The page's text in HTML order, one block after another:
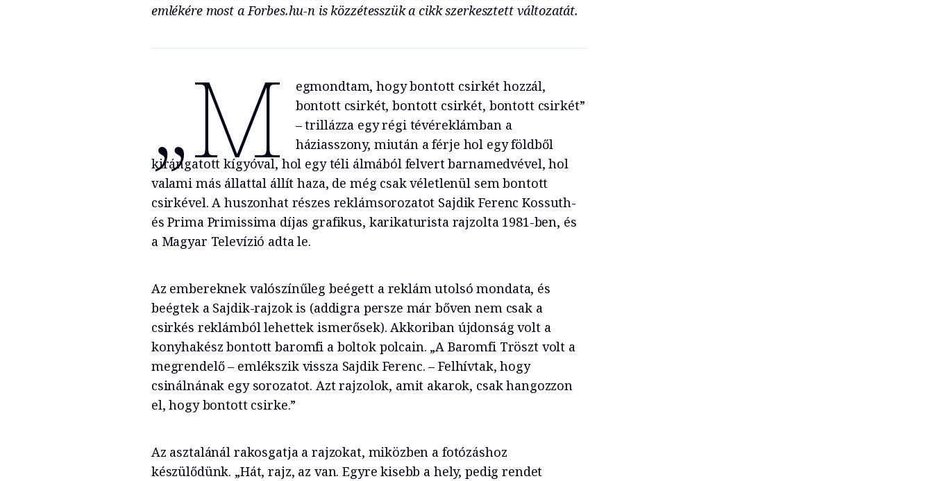
emlékére most a Forbes.hu-n is közzétesszük a cikk szerkesztett változatát.
„M
egmondtam, hogy bontott csirkét hozzál,
bontott csirkét, bontott csirkét, bontott csirkét”
– trillázza egy régi tévéreklámban a
háziasszony, miután a férje hol egy földből
kirángatott kígyóval, hol egy téli álmából felvert barnamedvével, hol
valami más állattal állít haza, de még csak véletlenül sem bontott
csirkével. A huszonhat részes reklámsorozatot Sajdik Ferenc Kossuth-
és Prima Primissima díjas grafikus, karikaturista rajzolta 1981-ben, és
a Magyar Televízió adta le.
Az embereknek valószínűleg beégett a reklám utolsó mondata, és
beégtek a Sajdik-rajzok is (addigra persze már bőven nem csak a
csirkés reklámból lehettek ismerősek). Akkoriban újdonság volt a
konyhakész bontott baromfi a boltok polcain. „A Baromfi Tröszt volt a
megrendelő – emlékszik vissza Sajdik Ferenc. – Felhívtak, hogy
csinálnának egy sorozatot. Azt rajzolok, amit akarok, csak hangozzon
el, hogy bontott csirke.”
Az asztalánál rakosgatja a rajzokat, miközben a fotózáshoz
készülődünk. „Hát, rajz, az van. Egyre kisebb a hely, pedig rendet